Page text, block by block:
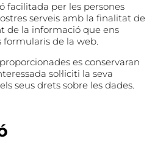
facilitada per les persones
serveis amb la finalitat de
de la informació que ens
formularis de la web.
es conservaran
sol·liciti la seva
seus drets sobre les dades.